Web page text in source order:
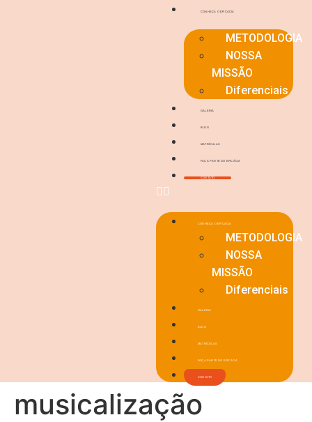
CONHEÇA O EFICÁCIA
METODOLOGIA
NOSSA
MISSÃO
Diferenciais
GALERIA
BLOG
MATRÍCULAS
FAÇA PARTE DO EFICÁCIA
CONTATO
CONHEÇA O EFICÁCIA
METODOLOGIA
NOSSA
MISSÃO
Diferenciais
GALERIA
BLOG
MATRÍCULAS
FAÇA PARTE DO EFICÁCIA
CONTATO
musicalização